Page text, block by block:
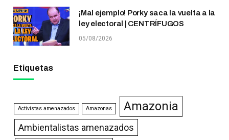
¡Mal ejemplo! Porky saca la vuelta a la
ley electoral | CENTRÍFUGOS
05/08/2026
Etiquetas
Activistas amenazados Amazonas Amazonia
Ambientalistas amenazados